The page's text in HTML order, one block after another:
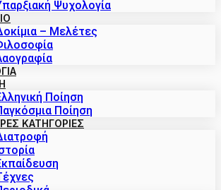
Ψυχολογία
– Μελέτες
Ποίηση
Ποίηση
ΚΑΤΗΓΟΡΙΕΣ